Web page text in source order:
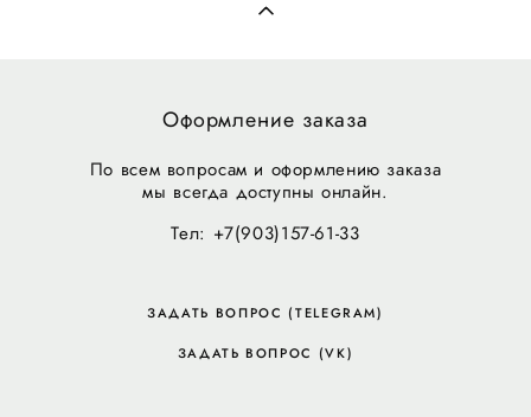
Оформление заказа
По всем вопросам и оформлению заказа
мы всегда доступны онлайн.
Тел: +7(903)157-61-33
ЗАДАТЬ ВОПРОС (TELEGRAM)
ЗАДАТЬ ВОПРОС (VK)